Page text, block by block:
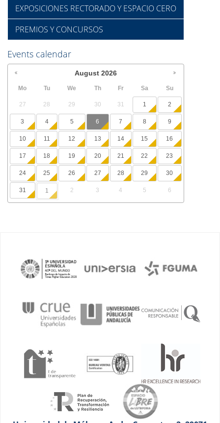
EXPOSICIONES RECTORADO Y ESPACIO CERO
PREMIOS Y CONCURSOS
Events calendar
August 2026
Mo Tu We Th Fr Sa Su
27 28 29 30 31 1 2
3 4 5 6 7 8 9
10 11 12 13 14 15 16
17 18 19 20 21 22 23
24 25 26 27 28 29 30
31 1 2 3 4 5 6